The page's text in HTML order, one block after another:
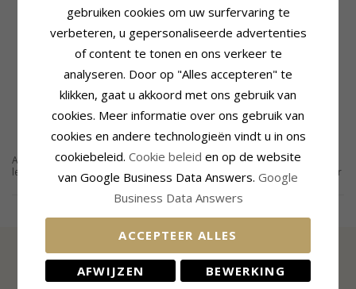
Geloof-hoop-liefde
oorbellen in zilver
Anker oorbellen in zilver -
Little Ones
Ankeroorbellen zijn klassieke en populaire sieraden voor vrouwen van alle
leeftijden. Ankeroorbellen zijn verkrijgbaar bij CHANTI in zilver, verguld zilver
en goud. Klik om het grote assortiment te bekijken.
INFORMATIE
gebruiken cookies om uw surfervaring te
verbeteren, u gepersonaliseerde advertenties
of content te tonen en ons verkeer te
analyseren. Door op "Alles accepteren" te
klikken, gaat u akkoord met ons gebruik van
cookies. Meer informatie over ons gebruik van
cookies en andere technologieën vindt u in ons
cookiebeleid. Cookie beleid en op de website
van Google Business Data Answers. Google
Business Data Answers
ACCEPTEER ALLES
AFWIJZEN BEWERKING